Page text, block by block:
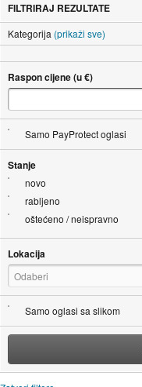
FILTRIRAJ REZULTATE
Kategorija (prikaži sve)
Raspon cijene (u €)
Samo PayProtect oglasi
Stanje
novo
rabljeno
oštećeno / neispravno
Lokacija
Odaberi
Samo oglasi sa slikom